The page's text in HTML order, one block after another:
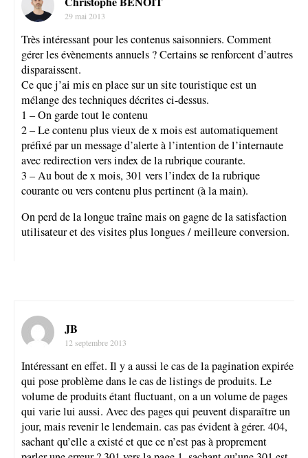
29 mai 2013
Très intéressant pour les contenus saisonniers. Comment
gérer les évènements annuels ? Certains se renforcent d’autres
disparaissent.
Ce que j’ai mis en place sur un site touristique est un
mélange des techniques décrites ci-dessus.
1 – On garde tout le contenu
2 – Le contenu plus vieux de x mois est automatiquement
préfixé par un message d’alerte à l’intention de l’internaute
avec redirection vers index de la rubrique courante.
3 – Au bout de x mois, 301 vers l’index de la rubrique
courante ou vers contenu plus pertinent (à la main).
On perd de la longue traîne mais on gagne de la satisfaction
utilisateur et des visites plus longues / meilleure conversion.
JB
12 septembre 2013
Intéressant en effet. Il y a aussi le cas de la pagination expirée
qui pose problème dans le cas de listings de produits. Le
volume de produits étant fluctuant, on a un volume de pages
qui varie lui aussi. Avec des pages qui peuvent disparaître un
jour, mais revenir le lendemain. cas pas évident à gérer. 404,
sachant qu’elle a existé et que ce n’est pas à proprement